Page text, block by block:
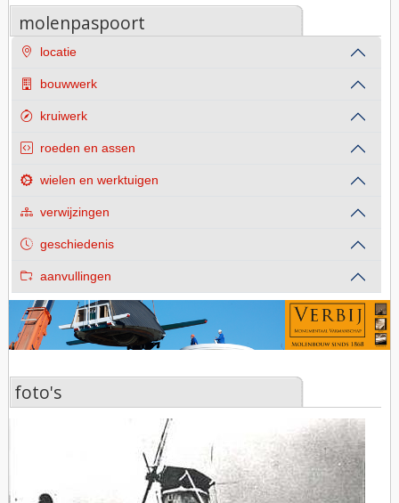
molenpaspoort
locatie
bouwwerk
kruiwerk
roeden en assen
wielen en werktuigen
verwijzingen
geschiedenis
aanvullingen
foto's